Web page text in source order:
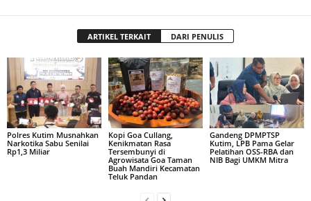
ARTIKEL TERKAIT DARI PENULIS
Polres Kutim Musnahkan
Narkotika Sabu Senilai
Rp1,3 Miliar
Kopi Goa Cullang,
Kenikmatan Rasa
Tersembunyi di
Agrowisata Goa Taman
Buah Mandiri Kecamatan
Teluk Pandan
Gandeng DPMPTSP
Kutim, LPB Pama Gelar
Pelatihan OSS-RBA dan
NIB Bagi UMKM Mitra